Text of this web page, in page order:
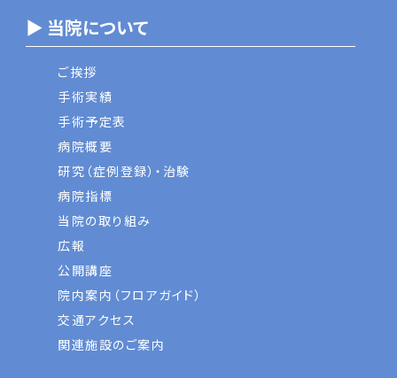
▶ 当院について
ご挨拶
手術実績
手術予定表
病院概要
研究（症例登録）・治験
病院指標
当院の取り組み
広報
公開講座
院内案内（フロアガイド）
交通アクセス
関連施設のご案内